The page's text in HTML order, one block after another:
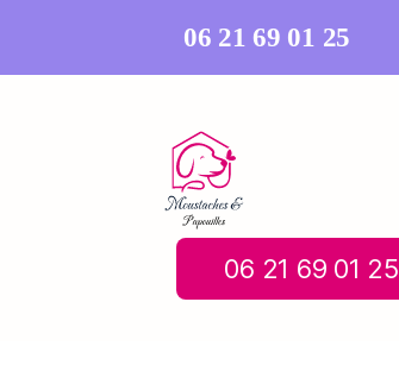
06 21 69 01 25
06 21 69 01 25